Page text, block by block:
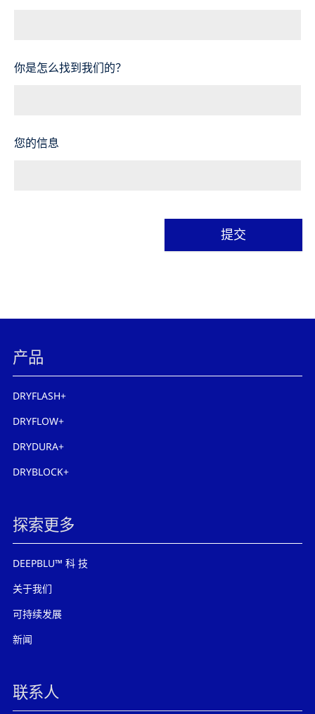
你是怎么找到我们的？
您的信息
提交
产品
DRYFLASH+
DRYFLOW+
DRYDURA+
DRYBLOCK+
探索更多
DEEPBLU™ 科 技
关于我们
可持续发展
新闻
联系人